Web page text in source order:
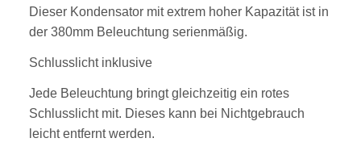
Dieser Kondensator mit extrem hoher Kapazität ist in
der 380mm Beleuchtung serienmäßig.
Schlusslicht inklusive
Jede Beleuchtung bringt gleichzeitig ein rotes
Schlusslicht mit. Dieses kann bei Nichtgebrauch
leicht entfernt werden.